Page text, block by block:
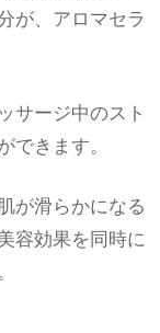
が、アロマセラ
サージ中のスト
きます。
が滑らかになる
容効果を同時に